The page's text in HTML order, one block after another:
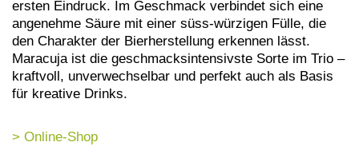
ersten Eindruck. Im Geschmack verbindet sich eine
angenehme Säure mit einer süss-würzigen Fülle, die
den Charakter der Bierherstellung erkennen lässt.
Maracuja ist die geschmacksintensivste Sorte im Trio –
kraftvoll, unverwechselbar und perfekt auch als Basis
für kreative Drinks.
> Online-Shop